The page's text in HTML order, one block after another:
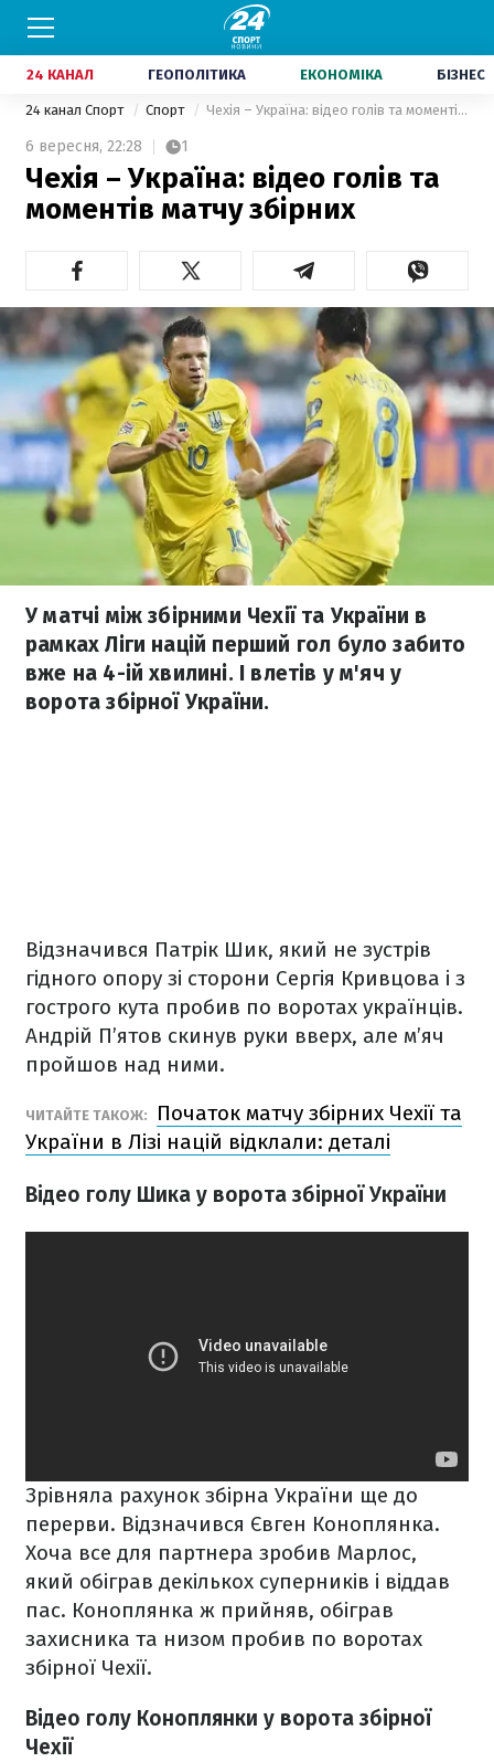
24 КАНАЛ ГЕОПОЛІТИКА ЕКОНОМІКА БІЗНЕС
24 канал Спорт Спорт Чехія – Україна: відео голів та моментів матчу збірних
6 вересня, 22:28 1
Чехія – Україна: відео голів та
моментів матчу збірних
У матчі між збірними Чехії та України в
рамках Ліги націй перший гол було забито
вже на 4-ій хвилині. І влетів у м'яч у
ворота збірної України.
Відзначився Патрік Шик, який не зустрів
гідного опору зі сторони Сергія Кривцова і з
гострого кута пробив по воротах українців.
Андрій П’ятов скинув руки вверх, але м’яч
пройшов над ними.
ЧИТАЙТЕ ТАКОЖ:
Початок матчу збірних Чехії та
України в Лізі націй відклали: деталі
Відео голу Шика у ворота збірної України
Зрівняла рахунок збірна України ще до
перерви. Відзначився Євген Коноплянка.
Хоча все для партнера зробив Марлос,
який обіграв декількох суперників і віддав
пас. Коноплянка ж прийняв, обіграв
захисника та низом пробив по воротах
збірної Чехії.
Відео голу Коноплянки у ворота збірної
Чехії